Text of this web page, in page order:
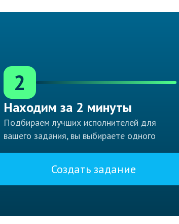
2
Находим за 2 минуты
Подбираем лучших исполнителей для
вашего задания, вы выбираете одного
Создать задание